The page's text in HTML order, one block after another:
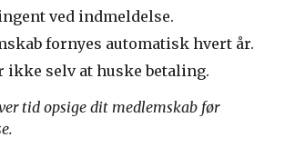
ved indmeldelse.
fornyes automatisk hvert år.
ikke selv at huske betaling.
tid opsige dit medlemskab før